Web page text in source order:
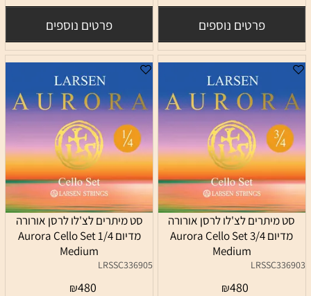
פרטים נוספים פרטים נוספים
סט מיתרים לצ'לו לרסן אורורה
מדיום 3/4 Aurora Cello Set
Medium
LRSSC336903
₪480
סט מיתרים לצ'לו לרסן אורורה
מדיום 1/4 Aurora Cello Set
Medium
LRSSC336905
₪480